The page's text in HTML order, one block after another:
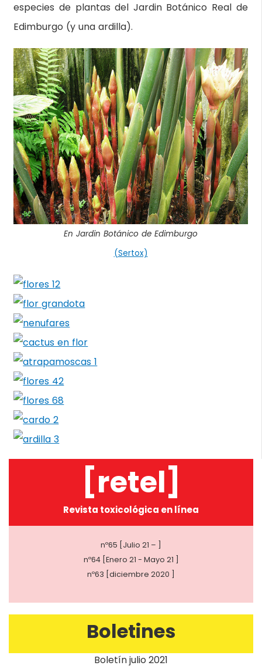
especies de plantas del Jardin Botánico Real de
Edimburgo (y una ardilla).
En Jardin Botánico de Edimburgo
(Sertox)
[retel]
Revista toxicológica en línea
nº65 [Julio 21 – ]
nº64 [Enero 21 - Mayo 21 ]
nº63 [diciembre 2020 ]
Boletines
Boletín julio 2021